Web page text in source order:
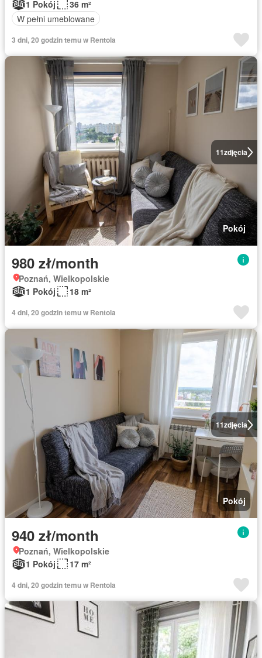
1 Pokój
36 m²
W pełni umeblowane
3 dni, 20 godzin temu w Rentola
11zdjęcia
Pokój
980 zł/month
Poznań, Wielkopolskie
1 Pokój
18 m²
4 dni, 20 godzin temu w Rentola
11zdjęcia
Pokój
940 zł/month
Poznań, Wielkopolskie
1 Pokój
17 m²
4 dni, 20 godzin temu w Rentola